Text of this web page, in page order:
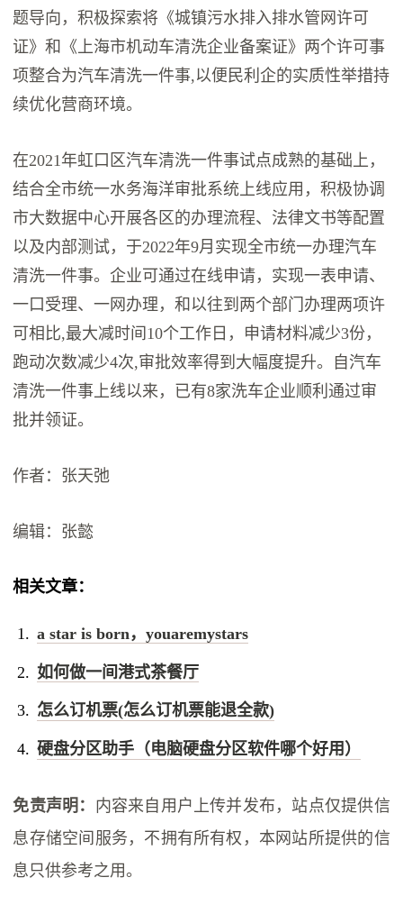
题导向，积极探索将《城镇污水排入排水管网许可
证》和《上海市机动车清洗企业备案证》两个许可事
项整合为汽车清洗一件事,以便民利企的实质性举措持
续优化营商环境。
在2021年虹口区汽车清洗一件事试点成熟的基础上，
结合全市统一水务海洋审批系统上线应用，积极协调
市大数据中心开展各区的办理流程、法律文书等配置
以及内部测试，于2022年9月实现全市统一办理汽车
清洗一件事。企业可通过在线申请，实现一表申请、
一口受理、一网办理，和以往到两个部门办理两项许
可相比,最大减时间10个工作日，申请材料减少3份，
跑动次数减少4次,审批效率得到大幅度提升。自汽车
清洗一件事上线以来，已有8家洗车企业顺利通过审
批并领证。
作者：张天弛
编辑：张懿
相关文章：
a star is born，youaremystars
如何做一间港式茶餐厅
怎么订机票(怎么订机票能退全款)
硬盘分区助手（电脑硬盘分区软件哪个好用）
免责声明： 内容来自用户上传并发布，站点仅提供信
息存储空间服务，不拥有所有权，本网站所提供的信
息只供参考之用。